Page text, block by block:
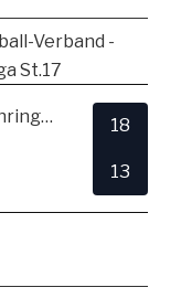
Verband -
St.17
TSV Alemannia Freiburg-Zähringen
18
13